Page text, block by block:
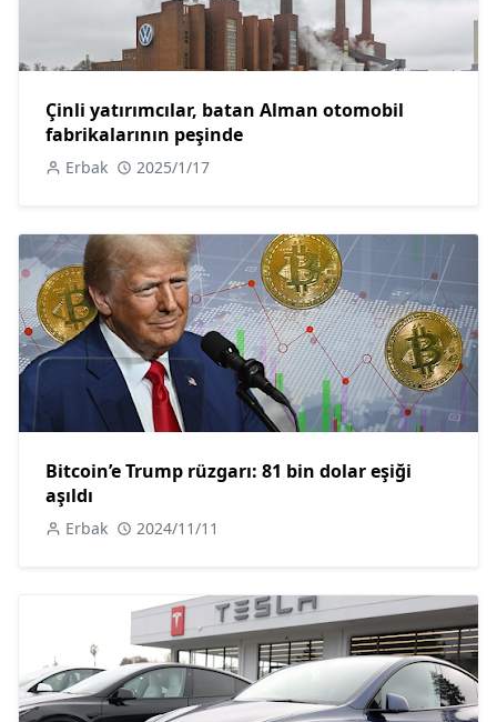
Çinli yatırımcılar, batan Alman otomobil
fabrikalarının peşinde
Erbak 2025/1/17
Bitcoin’e Trump rüzgarı: 81 bin dolar eşiği
aşıldı
Erbak 2024/11/11